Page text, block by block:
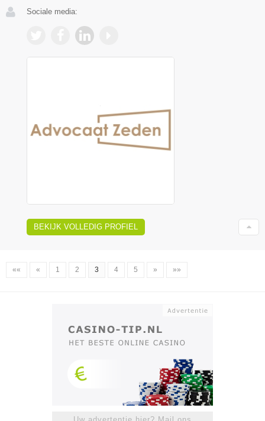
Sociale media:
BEKIJK VOLLEDIG PROFIEL
«« « 1 2 3 4 5 » »»